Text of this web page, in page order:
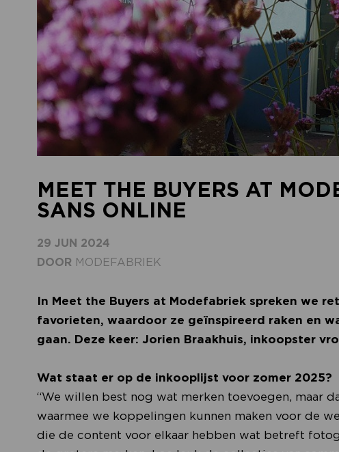
MEET THE BUYERS AT
SANS ONLINE
29 JUN 2024
DOOR MODEFABRIEK
In Meet the Buyers at Modefabriek spreken we
favorieten, waardoor ze geïnspireerd raken en
gaan. Deze keer: Jorien Braakhuis, inkoopster
Wat staat er op de inkooplijst voor zomer 2025?
“We willen best nog wat merken toevoegen, maar
waarmee we koppelingen kunnen maken voor de
die de content voor elkaar hebben wat betreft